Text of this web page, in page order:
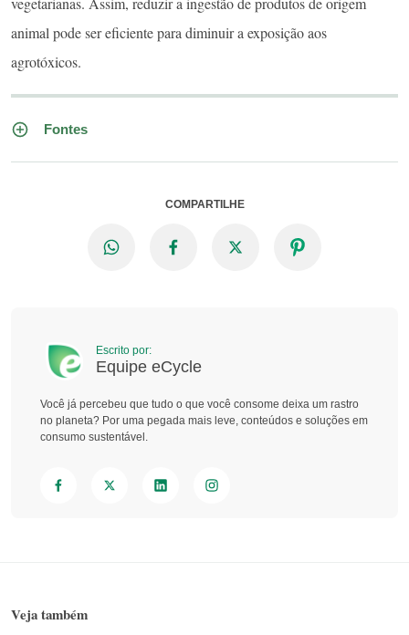
animal pode ser eficiente para diminuir a exposição aos
agrotóxicos.
Fontes
COMPARTILHE
Escrito por:
Equipe eCycle
Você já percebeu que tudo o que você consome deixa um rastro
no planeta? Por uma pegada mais leve, conteúdos e soluções em
consumo sustentável.
Veja também